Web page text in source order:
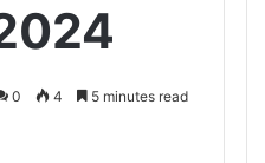
2024
0 4 5 minutes read